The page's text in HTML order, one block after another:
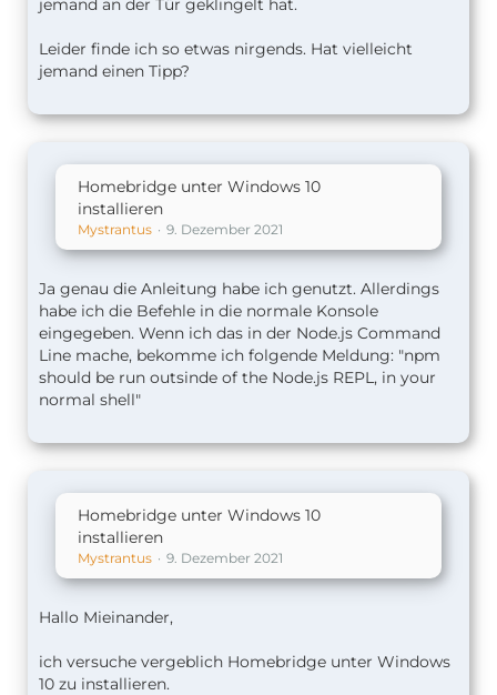
jemand an der Tür geklingelt hat.
Leider finde ich so etwas nirgends. Hat vielleicht
jemand einen Tipp?
Homebridge unter Windows 10
installieren
Mystrantus 9. Dezember 2021
Ja genau die Anleitung habe ich genutzt. Allerdings
habe ich die Befehle in die normale Konsole
eingegeben. Wenn ich das in der Node.js Command
Line mache, bekomme ich folgende Meldung: "npm
should be run outsinde of the Node.js REPL, in your
normal shell"
Homebridge unter Windows 10
installieren
Mystrantus 9. Dezember 2021
Hallo Mieinander,
ich versuche vergeblich Homebridge unter Windows
10 zu installieren.